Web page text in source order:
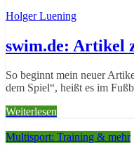
Holger Luening
swim.de: Artikel
So beginnt mein neuer
dem Spiel“, heißt es im
Weiterlesen
Multisport: Training & mehr